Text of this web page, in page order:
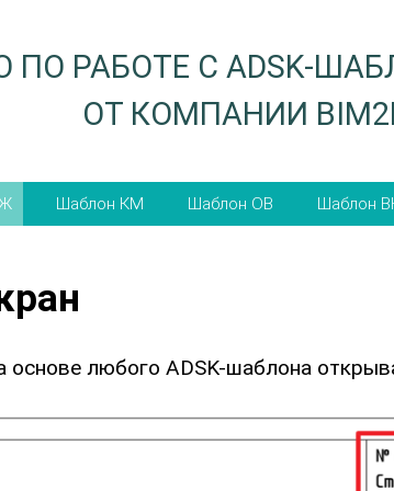
РАБОТЕ С ADSK-
ОТ КОМПАНИИ
Шаблон Шаблон Шаблон
основе любого ADSK-шаблона